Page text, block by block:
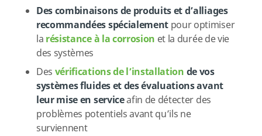
Des combinaisons de produits et d’alliages
recommandées spécialement pour optimiser
la résistance à la corrosion et la durée de vie
des systèmes
Des vérifications de l’installation de vos
systèmes fluides et des évaluations avant
leur mise en serviceafin de détecter des
problèmes potentiels avant qu’ils ne
surviennent